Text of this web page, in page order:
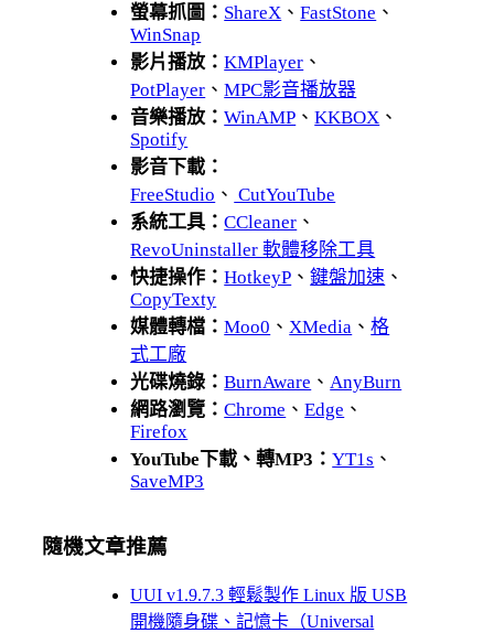
螢幕抓圖： ShareX 、FastStone 、
WinSnap
影片播放：KMPlayer 、
PotPlayer 、MPC影音播放器
音樂播放：WinAMP 、KKBOX 、
Spotify
影音下載：
FreeStudio 、 CutYouTube
系統工具：CCleaner 、
RevoUninstaller 軟體移除工具
快捷操作：HotkeyP 、鍵盤加速 、
CopyTexty
媒體轉檔：Moo0 、 XMedia 、格
式工廠
光碟燒錄：BurnAware 、 AnyBurn
網路瀏覽：Chrome 、Edge 、
Firefox
YouTube下載、轉MP3：YT1s 、
SaveMP3
隨機文章推薦
UUI v1.9.7.3 輕鬆製作 Linux 版 USB
開機隨身碟、記憶卡（Universal